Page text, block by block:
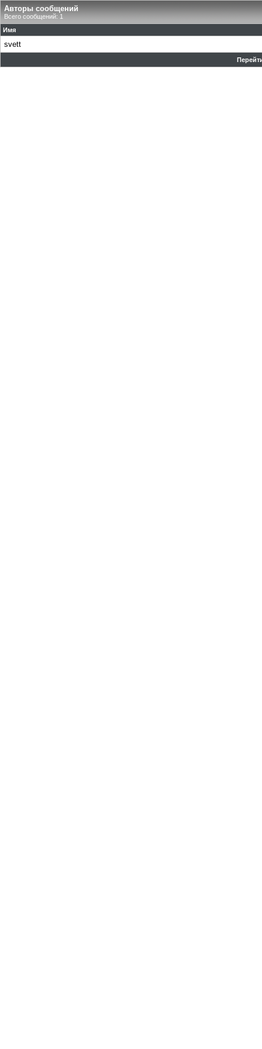
Авторы сообщений
Всего сообщений: 1
Имя
svett